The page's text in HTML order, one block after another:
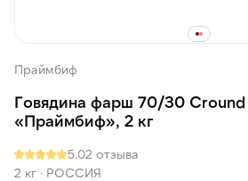
Праймбиф
Говядина фарш 70/30
«Праймбиф», 2 кг
5.02 отзыва
2 кг · РОССИЯ